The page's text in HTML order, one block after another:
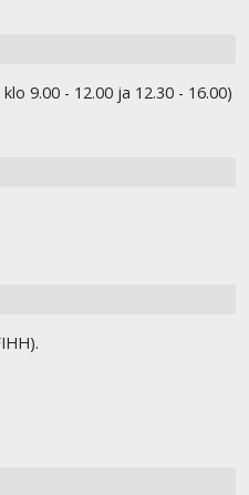
9.00 - 12.00 ja 12.30 - 16.00)